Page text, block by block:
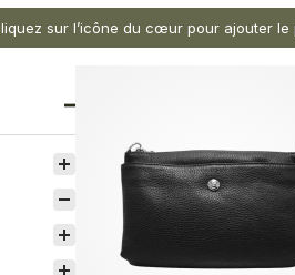
sur l’icône du cœur pour ajouter